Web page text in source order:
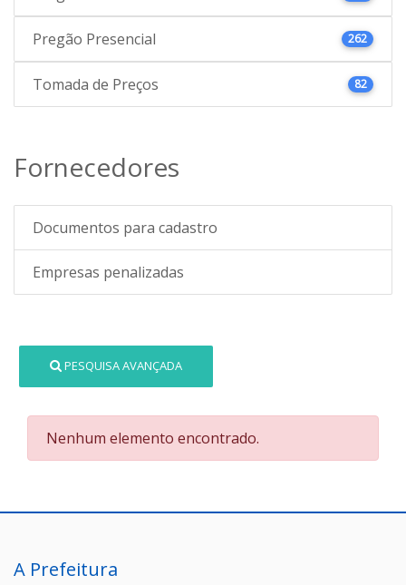
Pregão Presencial 262
Tomada de Preços 82
Fornecedores
Documentos para cadastro
Empresas penalizadas
PESQUISA AVANÇADA
Nenhum elemento encontrado.
A Prefeitura